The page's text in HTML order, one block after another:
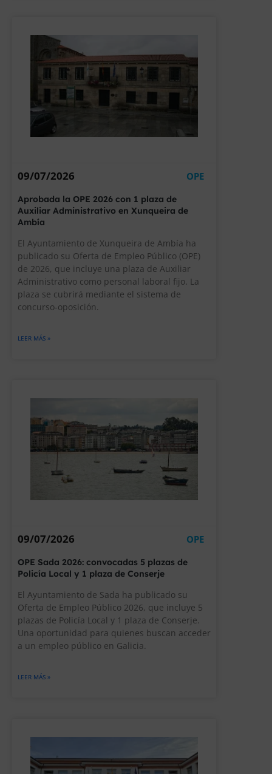
OPE
Aprobada la OPE 2026 con 1 plaza de
Auxiliar Administrativo en Xunqueira de
Ambía
El Ayuntamiento de Xunqueira de Ambía ha
publicado su Oferta de Empleo Público (OPE)
de 2026, que incluye una plaza de Auxiliar
Administrativo como personal laboral fijo. La
plaza se cubrirá mediante el sistema de
concurso-oposición.
LEER MÁS »
09/07/2026
OPE
OPE Sada 2026: convocadas 5 plazas de
Policía Local y 1 plaza de Conserje
El Ayuntamiento de Sada ha publicado su
Oferta de Empleo Público 2026, que incluye 5
plazas de Policía Local y 1 plaza de Conserje.
Una oportunidad para quienes buscan acceder
a un empleo público en Galicia.
LEER MÁS »
09/07/2026